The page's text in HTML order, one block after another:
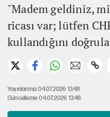
"Madem geldiniz,
ricası var; lütfen
kullandığını
Yayınlanma: 04.07.2026 13:48
Güncelleme: 04.07.2026 13:48